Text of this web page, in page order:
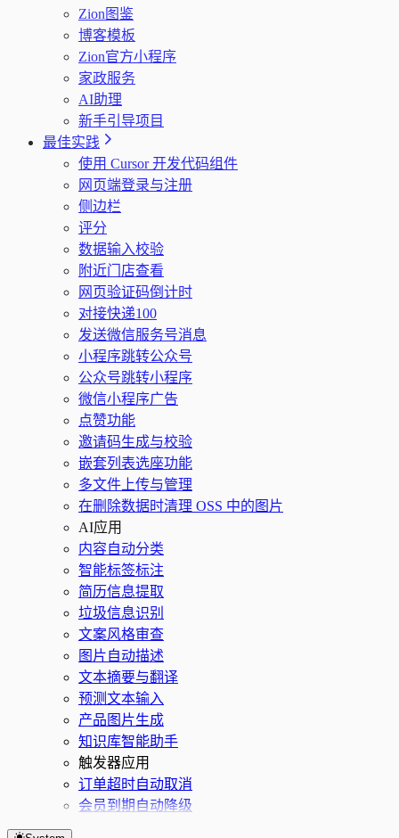
Zion图鉴
博客模板
Zion官方小程序
家政服务
AI助理
新手引导项目
最佳实践
使用 Cursor 开发代码组件
网页端登录与注册
侧边栏
评分
数据输入校验
附近门店查看
网页验证码倒计时
对接快递100
发送微信服务号消息
小程序跳转公众号
公众号跳转小程序
微信小程序广告
点赞功能
邀请码生成与校验
嵌套列表选座功能
多文件上传与管理
在删除数据时清理 OSS 中的图片
AI应用
内容自动分类
智能标签标注
简历信息提取
垃圾信息识别
文案风格审查
图片自动描述
文本摘要与翻译
预测文本输入
产品图片生成
知识库智能助手
触发器应用
订单超时自动取消
会员到期自动降级